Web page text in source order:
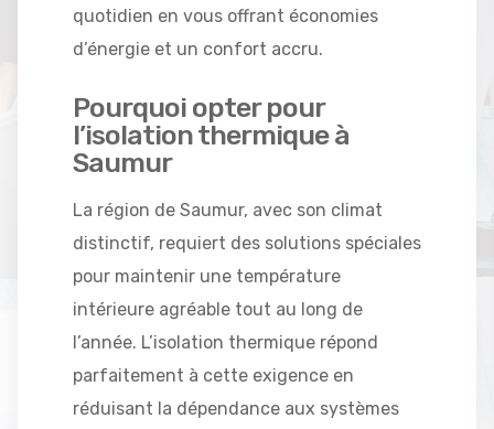
quotidien en vous offrant économies
d’énergie et un confort accru.
Pourquoi opter pour
l’isolation thermique à
Saumur
La région de Saumur, avec son climat
distinctif, requiert des solutions spéciales
pour maintenir une température
intérieure agréable tout au long de
l’année. L’isolation thermique répond
parfaitement à cette exigence en
réduisant la dépendance aux systèmes